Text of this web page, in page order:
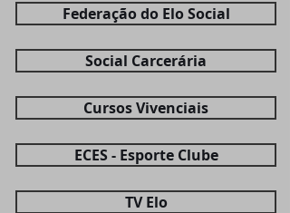
Federação do Elo Social
Social Carcerária
Cursos Vivenciais
ECES - Esporte Clube
TV Elo